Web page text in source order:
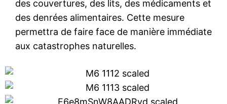
des couvertures, des lits, des médicaments et
des denrées alimentaires. Cette mesure
permettra de faire face de manière immédiate
aux catastrophes naturelles.